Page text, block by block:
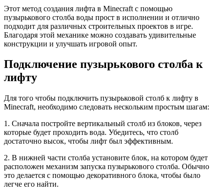
Этот метод создания лифта в Minecraft с помощью
пузырькового столба воды прост в исполнении и отлично
подходит для различных строительных проектов в игре.
Благодаря этой механике можно создавать удивительные
конструкции и улучшать игровой опыт.
Подключение пузырькового столба к
лифту
Для того чтобы подключить пузырьковой столб к лифту в
Minecraft, необходимо следовать нескольким простым шагам:
1. Сначала постройте вертикальный столб из блоков, через
которые будет проходить вода. Убедитесь, что столб
достаточно высок, чтобы лифт был эффективным.
2. В нижней части столба установите блок, на котором будет
расположен механизм запуска пузырькового столба. Обычно
это делается с помощью декоративного блока, чтобы было
легче его найти.